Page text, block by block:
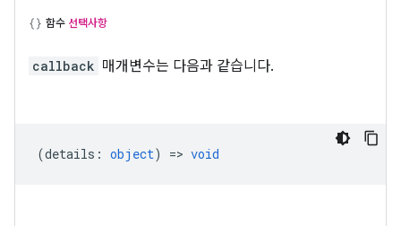
함수 선택사항
callback 매개변수는 다음과 같습니다.
(details : object) => void